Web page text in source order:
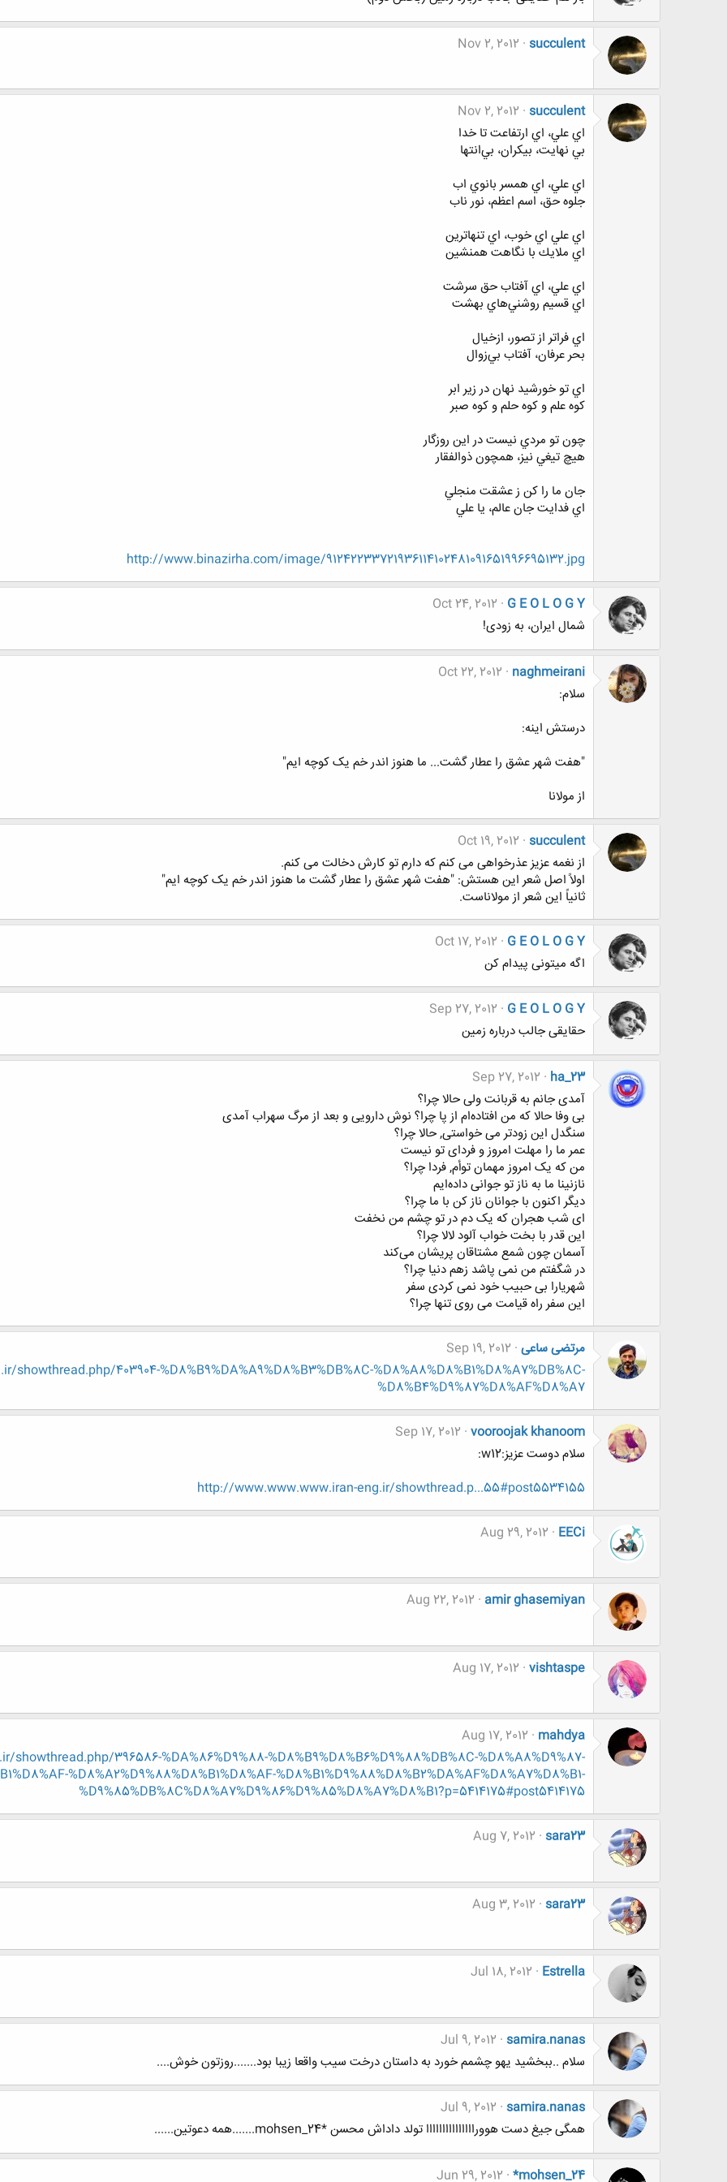
succulent
Nov 2, 2012
succulent
Nov 2, 2012
اي علي، اي ارتفاعت تا خدا
بي نهايت، بيكران، بي‌انتها
اي علي، اي همسر بانوي اب
جلوه حق، اسم اعظم، نور ناب
اي علي اي خوب، اي تنهاترين
اي ملايك با نگاهت همنشين
اي علي، اي آفتاب حق سرشت
اي قسيم روشني‌هاي بهشت
اي فراتر از تصور، ازخيال
بحر عرفان، آفتاب بي‌زوال
اي تو خورشيد نهان در زير ابر
كوه علم و كوه حلم و كوه صبر
چون تو مردي نيست در اين روزگار
هيچ تيغي نيز، همچون ذوالفقار
جان ما را كن ز عشقت منجلي
اي فدايت جان عالم، يا علي
http://www.binazirha.com/image/91242233721936114102481091651996695132.jpg
G E O L O G Y
Oct 24, 2012
شمال ایران، به زودی!
naghmeirani
Oct 22, 2012
سلام:
درستش اینه:
"هفت شهر عشق را عطار گشت... ما هنوز اندر خم یک کوچه ایم"
از مولانا
succulent
Oct 19, 2012
از نغمه عزیز عذرخواهی می کنم که دارم تو کارش دخالت می کنم.
اولاً اصل شعر این هستش: "هفت شهر عشق را عطار گشت ما هنوز اندر خم یک کوچه ایم"
ثانیاً این شعر از مولاناست.
G E O L O G Y
Oct 17, 2012
اگه میتونی پیدام کن
G E O L O G Y
Sep 27, 2012
حقایقی جالب درباره زمین
ha_23
Sep 27, 2012
آمدی جانم به قربانت ولی حالا چرا؟
بى وفا حالا که من افتاده‌ام از پا چرا؟ نوش دارویی و بعد از مرگ سهراب آمدی
سنگدل این زودتر مى خواستی, حالا چرا؟
عمر ما را مهلت امروز و فردای تو نیست
من که یک امروز مهمان توأم, فردا چرا؟
نازنینا ما به ناز تو جوانی داده‌ایم
دیگر اکنون با جوانان ناز کن با ما چرا؟
ای شب هجران که یک دم در تو چشم من نخفت
این قدر با بخت خواب آلود لالا چرا؟
آسمان چون شمع مشتاقان پریشان می‌کند
در شگفتم من نمى پاشد زهم دنیا چرا؟
شهریارا بی حبیب خود نمى کردی سفر
این سفر راه قیامت مى روی تنها چرا؟
مرتضی ساعی Sep 19, 2012
403904-%D8%B9%DA%A9%D8%B3%DB%8C-%D8%A8%D8%B1%D8%A7%DB%8C-
%D8%B4%D9%87%D8%AF%D8%A7
vooroojak khanoom
Sep 17, 2012
سلام دوست عزیز:w12:
http://www.www.www.iran-eng.ir/showthread.p...55#post5534155
EECi
Aug 29, 2012
amir ghasemiyan
Aug 22, 2012
vishtaspe
Aug 17, 2012
mahdya
Aug 17, 2012
396586-%DA%86%D9%88-%D8%B9%D8%B6%D9%88%DB%8C-%D8%A8%D9%87-
%D8%A2%D9%88%D8%B1%D8%AF-%D8%B1%D9%88%D8%B2%DA%AF%D8%A7%D8%B1-
%D9%85%DB%8C%D8%A7%D9%86%D9%85%D8%A7%D8%B1?p=5414175#post5414175
sara23
Aug 7, 2012
sara23
Aug 3, 2012
Estrella
Jul 18, 2012
samira.nanas
Jul 9, 2012
سلام ..ببخشید یهو چشمم خورد به داستان درخت سیب واقعا زیبا بود.......روزتون خوش....
samira.nanas
Jul 9, 2012
همگی جیغ دست هوورااااااااااااااا تولد داداش محسن *mohsen_24.......همه دعوتین......
*mohsen_24
Jun 29, 2012